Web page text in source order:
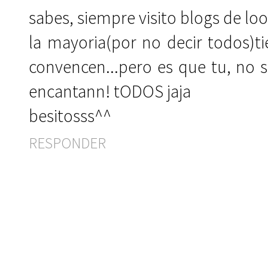
sabes, siempre visito blogs de
la mayoria(por no decir
convencen...pero es que tu, no
encantann! tODOS jaja
besitosss^^
RESPONDER